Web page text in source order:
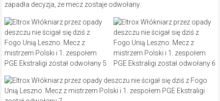
zapadła decyzja, że mecz zostaje odwołany.